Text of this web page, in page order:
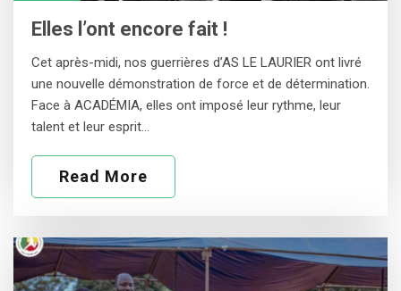
Elles l’ont encore fait !
Cet après-midi, nos guerrières d’AS LE LAURIER ont livré
une nouvelle démonstration de force et de détermination.
Face à ACADÉMIA, elles ont imposé leur rythme, leur
talent et leur esprit…
Read More